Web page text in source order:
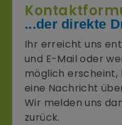
...der direkte
Ihr erreicht uns
und E-Mail oder
möglich erscheint,
eine Nachricht
Wir melden uns
zurück.